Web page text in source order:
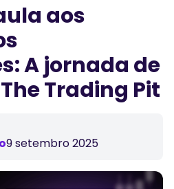
JA
VI
aos
A jornada de
Trading Pit
9 setembro 2025